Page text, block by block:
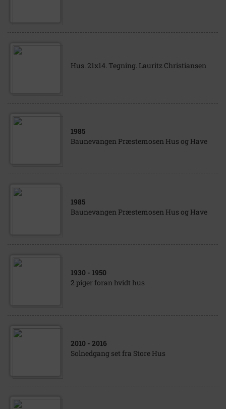
Hus. 21x14. Tegning. Lauritz Christiansen
1985
Baunevangen Præstemosen Hus og Have
1985
Baunevangen Præstemosen Hus og Have
1930 - 1950
2 piger foran hvidt hus
2010 - 2016
Solnedgang set fra Store Hus